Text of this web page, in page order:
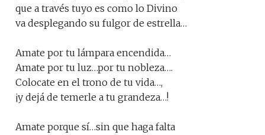
que a través tuyo es como lo Divino
va desplegando su fulgor de estrella…
Amate por tu lámpara encendida…
Amate por tu luz…por tu nobleza….
Colocate en el trono de tu vida…,
¡y dejá de temerle a tu grandeza…!
Amate porque sí…sin que haga falta